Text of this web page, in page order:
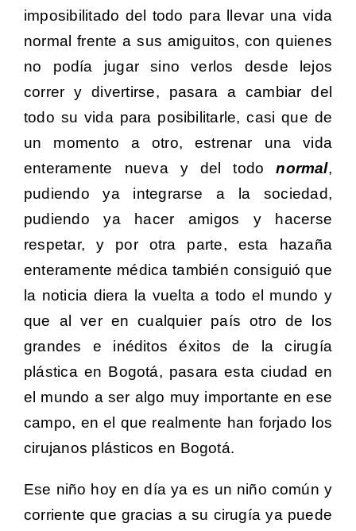
imposibilitado del todo para llevar una vida
normal frente a sus amiguitos, con quienes
no podía jugar sino verlos desde lejos
correr y divertirse, pasara a cambiar del
todo su vida para posibilitarle, casi que de
un momento a otro, estrenar una vida
enteramente nueva y del todonormal,
pudiendo ya integrarse a la sociedad,
pudiendo ya hacer amigos y hacerse
respetar, y por otra parte, esta hazaña
enteramente médica también consiguió que
la noticia diera la vuelta a todo el mundo y
que al ver en cualquier país otro de los
grandes e inéditos éxitos de la cirugía
plástica en Bogotá, pasara esta ciudad en
el mundo a ser algo muy importante en ese
campo, en el que realmente han forjado los
cirujanos plásticos en Bogotá.
Ese niño hoy en día ya es un niño común y
corriente que gracias a su cirugía ya puede